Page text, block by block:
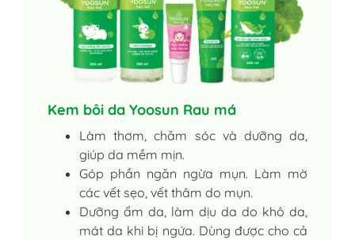
Kem bôi da Yoosun Rau má
Làm thơm, chăm sóc và dưỡng da,
giúp da mềm mịn.
Góp phần ngăn ngừa mụn. Làm mờ
các vết sẹo, vết thâm do mụn.
Dưỡng ẩm da, làm dịu da do khô da,
mát da khi bị ngứa. Dùng được cho cả